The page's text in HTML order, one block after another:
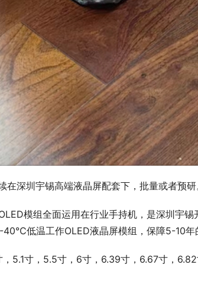
深圳宇锡高端液晶屏配套下，批量或者预研
模组全面运用在行业手持机，是深圳宇锡
低温工作OLED液晶屏模组，保障5-10年
5.1寸，5.5寸，6寸，6.39寸，6.67寸，